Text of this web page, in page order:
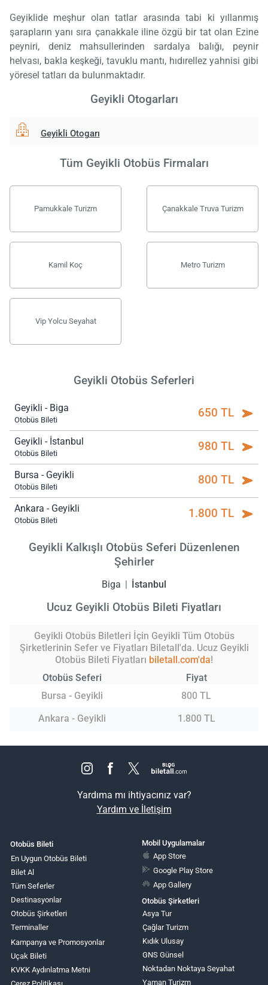
Geyiklide meşhur olan tatlar arasında tabi ki yıllanmış
şarapların yanı sıra çanakkale iline özgü bir tat olan Ezine
peyniri, deniz mahsullerinden sardalya balığı, peynir
helvası, bakla keşkeği, tavuklu mantı, hıdırellez yahnisi gibi
yöresel tatları da bulunmaktadır.
Geyikli Otogarları
Geyikli Otogarı
Tüm Geyikli Otobüs Firmaları
Pamukkale Turizm Çanakkale Truva Turizm
Kamil Koç Metro Turizm
Vip Yolcu Seyahat
Geyikli Otobüs Seferleri
Geyikli - Biga
Otobüs Bileti 650 TL
Geyikli - İstanbul
Otobüs Bileti 980 TL
Bursa - Geyikli
Otobüs Bileti 800 TL
Ankara - Geyikli
Otobüs Bileti 1.800 TL
Geyikli Kalkışlı Otobüs Seferi Düzenlenen
Şehirler
Biga İstanbul
Ucuz Geyikli Otobüs Bileti Fiyatları
Geyikli Otobüs Biletleri İçin Geyikli Tüm Otobüs
Şirketlerinin Sefer ve Fiyatları Biletall'da. Ucuz Geyikli
Otobüs Bileti Fiyatları biletall.com'da!
Otobüs Seferi
Fiyat
Bursa - Geyikli
800 TL
Ankara - Geyikli
1.800 TL
Yardıma mı ihtiyacınız var?
Yardım ve İletişim
Otobüs Bileti
En Uygun Otobüs Bileti
Bilet Al
Tüm Seferler
Destinasyonlar
Otobüs Şirketleri
Terminaller
Kampanya ve Promosyonlar
Uçak Bileti
KVKK Aydınlatma Metni
Mobil Uygulamalar
App Store
Google Play Store
App Gallery
Otobüs Şirketleri
Asya Tur
Çağlar Turizm
Kıdık Ulusay
GNS Günsel
Noktadan Noktaya Seyahat
Yaman Turizm